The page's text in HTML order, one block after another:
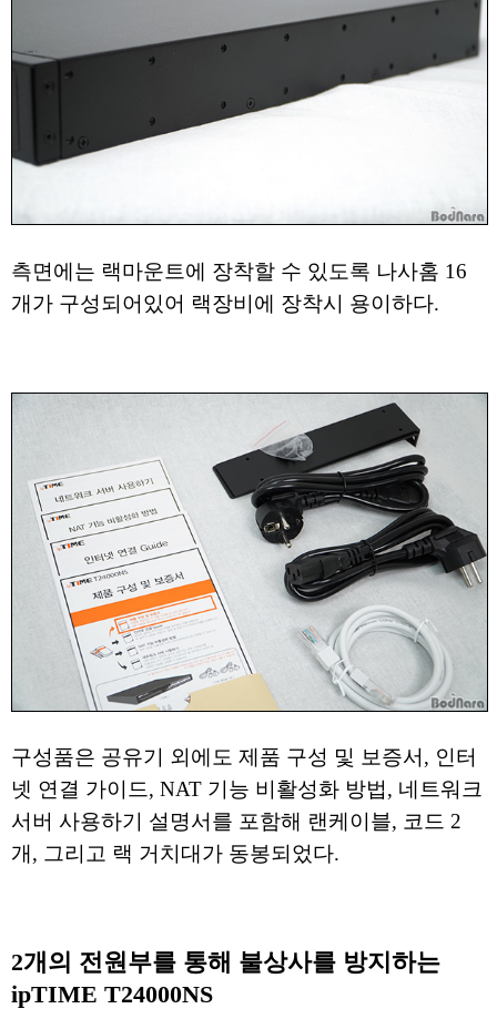
측면에는 랙마운트에 장착할 수 있도록 나사홈 16
개가 구성되어있어 랙장비에 장착시 용이하다.
구성품은 공유기 외에도 제품 구성 및 보증서, 인터
넷 연결 가이드, NAT 기능 비활성화 방법, 네트워크
서버 사용하기 설명서를 포함해 랜케이블, 코드 2
개, 그리고 랙 거치대가 동봉되었다.
2개의 전원부를 통해 불상사를 방지하는
ipTIME T24000NS